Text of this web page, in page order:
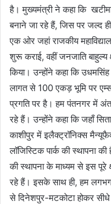
है। मुख्यमंत्री ने कहा कि
बनाने जा रहे हैं, जिस पर जल्द ही
एक ओर जहां राजकीय
शुरू कराई, वहीं जनजाति बाहुल्य
किया। उन्होंने कहा कि
लागत से 100 एकड़ भूमि पर
प्रगति पर है। हम पंतनगर में
रहे हैं। उन्होंने कहा कि जहाँ
काशीपुर में इलैक्ट्रॉनिक्स
लॉजिस्टिक पार्क की स्थापना
की स्थापना के माध्यम से इस पूरे
रहे हैं। इसके साथ ही, हम
से दिनेशपुर-मटकोटा होकर सीधे